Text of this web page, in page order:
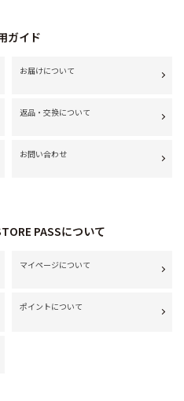
ガイド
お届けについて
返品・交換について
お問い合わせ
PASSについて
マイページについて
ポイントについて